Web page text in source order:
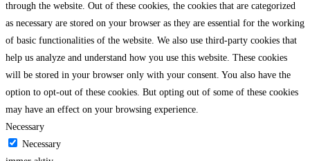
through the website. Out of these cookies, the cookies that are categorized
as necessary are stored on your browser as they are essential for the working
of basic functionalities of the website. We also use third-party cookies that
help us analyze and understand how you use this website. These cookies
will be stored in your browser only with your consent. You also have the
option to opt-out of these cookies. But opting out of some of these cookies
may have an effect on your browsing experience.
Necessary
Necessary